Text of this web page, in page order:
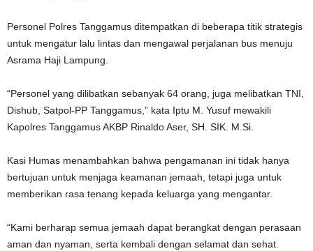
Personel Polres Tanggamus ditempatkan di beberapa titik strategis
untuk mengatur lalu lintas dan mengawal perjalanan bus menuju
Asrama Haji Lampung.
“Personel yang dilibatkan sebanyak 64 orang, juga melibatkan TNI,
Dishub, Satpol-PP Tanggamus,” kata Iptu M. Yusuf mewakili
Kapolres Tanggamus AKBP Rinaldo Aser, SH. SIK. M.Si.
Kasi Humas menambahkan bahwa pengamanan ini tidak hanya
bertujuan untuk menjaga keamanan jemaah, tetapi juga untuk
memberikan rasa tenang kepada keluarga yang mengantar.
“Kami berharap semua jemaah dapat berangkat dengan perasaan
aman dan nyaman, serta kembali dengan selamat dan sehat.